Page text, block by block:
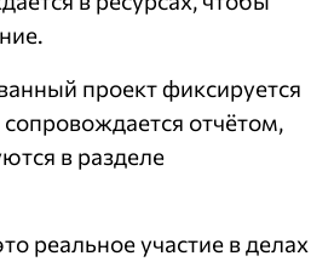
проект фиксируется
отчётом,
в разделе
реальное участие в делах